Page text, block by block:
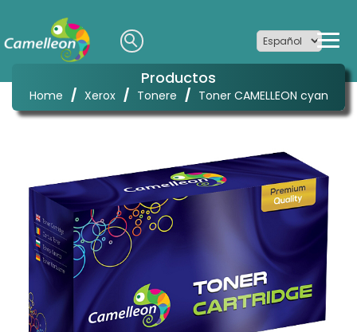
Productos
Home / Xerox / Tonere / Toner CAMELLEON cyan